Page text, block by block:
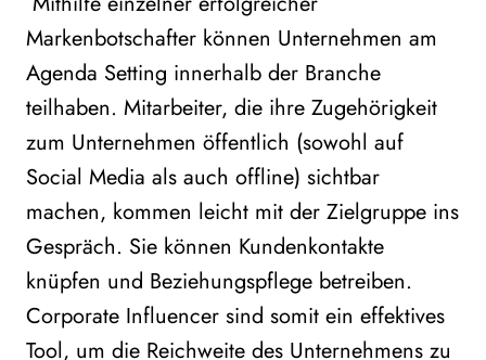
Markenbotschafter können Unternehmen am
Agenda Setting innerhalb der Branche
teilhaben. Mitarbeiter, die ihre Zugehörigkeit
zum Unternehmen öffentlich (sowohl auf
Social Media als auch offline) sichtbar
machen, kommen leicht mit der Zielgruppe ins
Gespräch. Sie können Kundenkontakte
knüpfen und Beziehungspflege betreiben.
Corporate Influencer sind somit ein effektives
Tool, um die Reichweite des Unternehmens zu